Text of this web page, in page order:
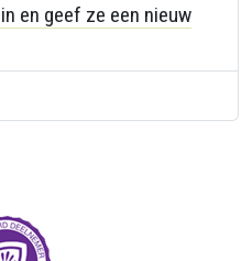
en geef ze een nieuw